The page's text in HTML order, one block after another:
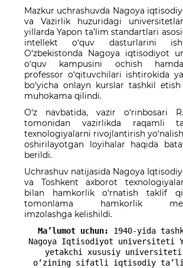
Mazkur uchrashuvda Nagoya
va Vazirlik huzuridagi
yillarda Yapon ta’lim standartlari
intellekt o‘quv dasturlarini
O‘zbekistonda Nagoya iqtisodiyot
o‘quv kampusini ochish
professor o‘qituvchilari ishtirokida
bo‘yicha onlayn kurslar tashkil
muhokama qilindi.
O‘z navbatida, vazir o‘rinbosari
tomonidan vazirlikda raqamli
texnologiyalarni rivojlantirish
oshirilayotgan loyihalar haqida
berildi.
Uchrashuv natijasida Nagoya
va Toshkent axborot
bilan hamkorlik o‘rnatish taklif
tomonlama hamkorlik
imzolashga kelishildi.
Ma’lumot uchun: 1940-yida
Nagoya Iqtisodiyot universiteti
yetakchi xususiy
o‘zining sifatli iqtisodiy